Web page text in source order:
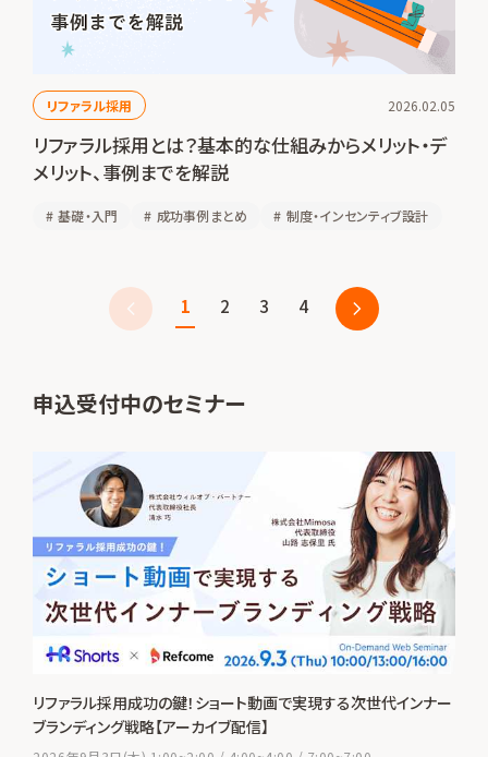
リファラル採用 2026.02.05
リファラル採用とは？基本的な仕組みからメリット・デ
メリット、事例までを解説
# 基礎・入門 # 成功事例まとめ # 制度・インセンティブ設計
1 2 3 4
申込受付中のセミナー
リファラル採用成功の鍵！ショート動画で実現する次世代インナー
ブランディング戦略【アーカイブ配信】